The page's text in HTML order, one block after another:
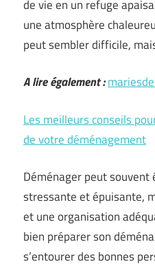
de vie en un refuge
une atmosphère
peut sembler difficile,
A lire également :
Les meilleurs conseils
de votre déménagement
Déménager peut souvent
stressante et épuisante,
et une organisation
bien préparer son
s’entourer des bonnes